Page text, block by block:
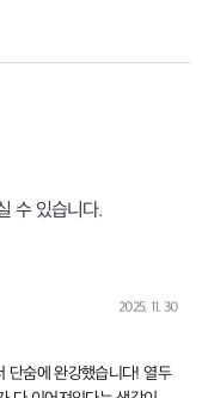
수 있습니다.
2025. 11. 30
단숨에 완강했습니다! 열두